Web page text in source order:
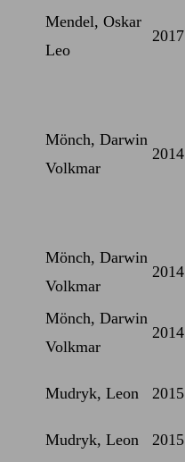
Mendel, Oskar
Leo
2017
Mönch, Darwin
Volkmar
2014
Mönch, Darwin
Volkmar
2014
Mönch, Darwin
Volkmar
2014
Mudryk, Leon 2015
Mudryk, Leon 2015